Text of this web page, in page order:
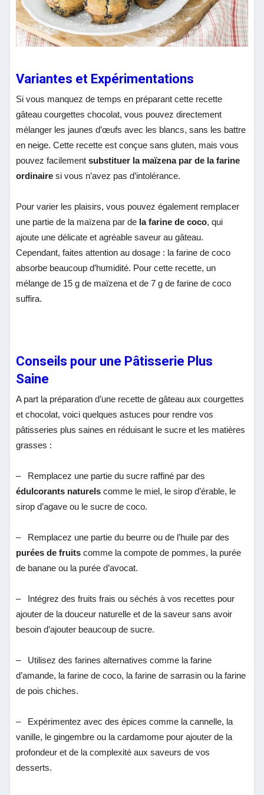
Variantes et Expérimentations
Si vous manquez de temps en préparant cette recette
gâteau courgettes chocolat, vous pouvez directement
mélanger les jaunes d’œufs avec les blancs, sans les battre
en neige. Cette recette est conçue sans gluten, mais vous
pouvez facilementsubstituer la maïzena par de la farine
ordinaire si vous n’avez pas d’intolérance.
Pour varier les plaisirs, vous pouvez également remplacer
une partie de la maïzena par de la farine de coco, qui
ajoute une délicate et agréable saveur au gâteau.
Cependant, faites attention au dosage : la farine de coco
absorbe beaucoup d’humidité. Pour cette recette, un
mélange de 15 g de maïzena et de 7 g de farine de coco
suffira.
Conseils pour une Pâtisserie Plus
Saine
A part la préparation d’une recette de gâteau aux courgettes
et chocolat, voici quelques astuces pour rendre vos
pâtisseries plus saines en réduisant le sucre et les matières
grasses :
– Remplacez une partie du sucre raffiné par des
édulcorants naturels comme le miel, le sirop d’érable, le
sirop d’agave ou le sucre de coco.
– Remplacez une partie du beurre ou de l’huile par des
purées de fruits comme la compote de pommes, la purée
de banane ou la purée d’avocat.
– Intégrez des fruits frais ou séchés à vos recettes pour
ajouter de la douceur naturelle et de la saveur sans avoir
besoin d’ajouter beaucoup de sucre.
– Utilisez des farines alternatives comme la farine
d’amande, la farine de coco, la farine de sarrasin ou la farine
de pois chiches.
– Expérimentez avec des épices comme la cannelle, la
vanille, le gingembre ou la cardamome pour ajouter de la
profondeur et de la complexité aux saveurs de vos
desserts.